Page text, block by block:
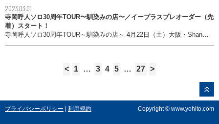
2023.03.01
寺岡呼人ソロ30周年TOUR〜馴染みの店〜／イープラスプレオーダー（先
着）スタート！
寺岡呼人ソロ30周年TOUR～馴染みの店～ 4月22日（土）大阪・Shan…
< 1 … 3 4 5 … 27 >
プライバシーポリシー 利用規約 Copyright © www.yohito.com